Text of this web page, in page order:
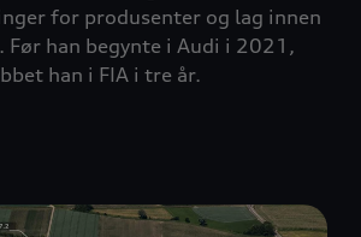
for produsenter og lag innen
han begynte i Audi i 2021,
han i FIA i tre år.